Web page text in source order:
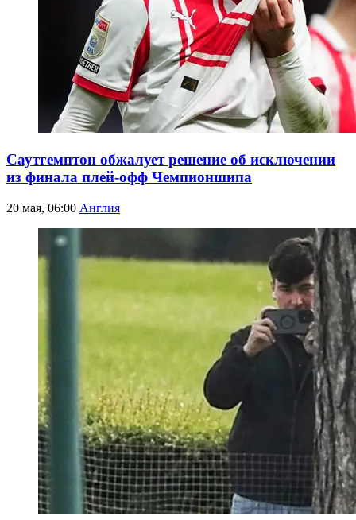
Саутгемптон обжалует решение об исключении
из финала плей-офф Чемпионшипа
20 мая, 06:00 Англия